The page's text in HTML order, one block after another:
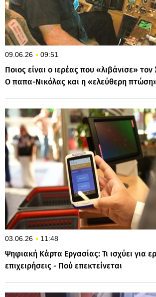
09.06.26 09:51
Ποιος είναι ο ιερέας που «λιβάνισε»
Ο παπα-Νικόλας και η «ελεύθερη
03.06.26 11:48
Ψηφιακή Κάρτα Εργασίας: Τι ισχύει για
επιχειρήσεις - Πού επεκτείνεται